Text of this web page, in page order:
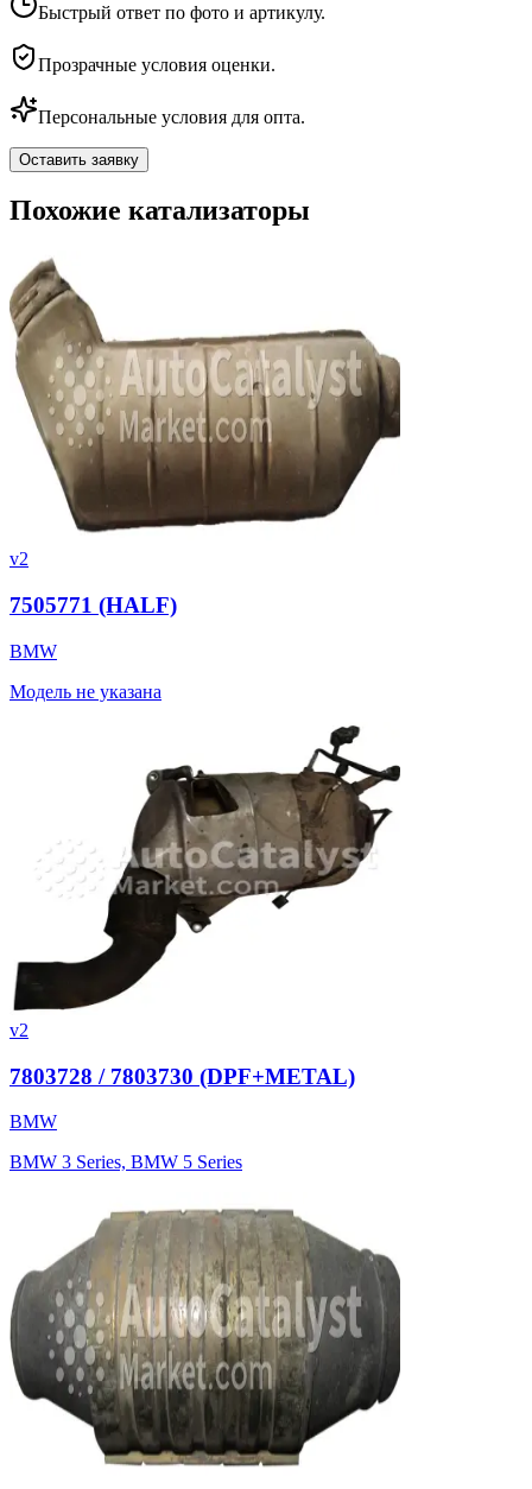
Быстрый ответ по фото и артикулу.
Прозрачные условия оценки.
Персональные условия для опта.
Оставить заявку
Похожие катализаторы
v2
7505771 (HALF)
BMW
Модель не указана
v2
7803728 / 7803730 (DPF+METAL)
BMW
BMW 3 Series, BMW 5 Series